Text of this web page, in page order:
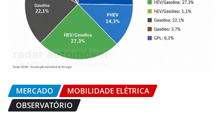
MERCADO
MOBILIDADE ELÉTRICA
OBSERVATÓRIO